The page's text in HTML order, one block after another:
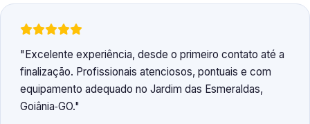
Excelente experiência, desde o primeiro contato até a
finalização. Profissionais atenciosos, pontuais e com
equipamento adequado no Jardim das Esmeraldas,
Goiânia‑GO.